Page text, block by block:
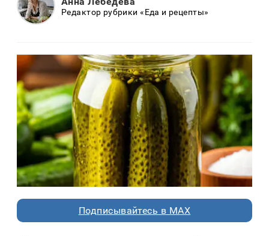
Редактор рубрики «Еда и рецепты»
Подписывайтесь в MAX